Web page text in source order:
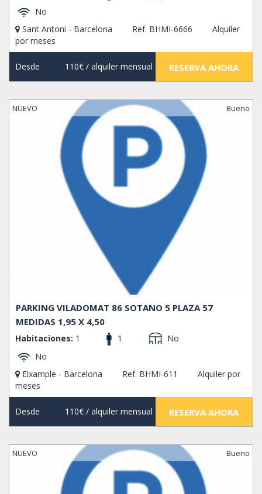
No
Sant Antoni - Barcelona
Ref. BHMI-6666
Alquiler
por meses
Desde 110€/ alquiler mensual RESERVA AHORA
NUEVO Bueno
PARKING VILADOMAT 86 SOTANO 5 PLAZA 57
MEDIDAS 1,95 X 4,50
Habitaciones: 1 1
No
No
Eixample - Barcelona
Ref. BHMI-611
Alquiler por
meses
Desde 110€/ alquiler mensual RESERVA AHORA
NUEVO Bueno